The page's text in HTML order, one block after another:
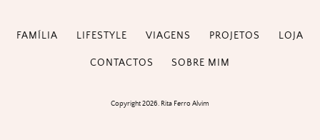
FAMÍLIA LIFESTYLE VIAGENS PROJETOS LOJA
CONTACTOS SOBRE MIM
Copyright 2026. Rita Ferro Alvim